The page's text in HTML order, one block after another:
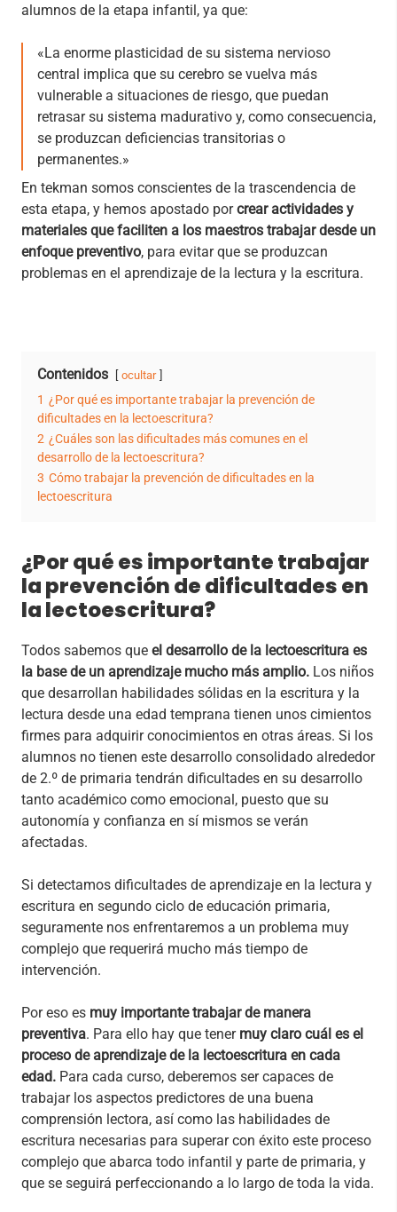
alumnos de la etapa infantil, ya que:
«La enorme plasticidad de su sistema nervioso
central implica que su cerebro se vuelva más
vulnerable a situaciones de riesgo, que puedan
retrasar su sistema madurativo y, como consecuencia,
se produzcan deficiencias transitorias o
permanentes.»
En tekman somos conscientes de la trascendencia de
esta etapa, y hemos apostado porcrear actividades y
materiales que faciliten a los maestros trabajar desde un
enfoque preventivo, para evitar que se produzcan
problemas en el aprendizaje de la lectura y la escritura.
Contenidos ocultar
1 ¿Por qué es importante trabajar la prevención de
dificultades en la lectoescritura?
2 ¿Cuáles son las dificultades más comunes en el
desarrollo de la lectoescritura?
3 Cómo trabajar la prevención de dificultades en la
lectoescritura
¿Por qué es importante trabajar
la prevención de dificultades en
la lectoescritura?
Todos sabemos que el desarrollo de la lectoescritura es
la base de un aprendizaje mucho más amplio. Los niños
que desarrollan habilidades sólidas en la escritura y la
lectura desde una edad temprana tienen unos cimientos
firmes para adquirir conocimientos en otras áreas. Si los
alumnos no tienen este desarrollo consolidado alrededor
de 2.º de primaria tendrán dificultades en su desarrollo
tanto académico como emocional, puesto que su
autonomía y confianza en sí mismos se verán
afectadas.
Si detectamos dificultades de aprendizaje en la lectura y
escritura en segundo ciclo de educación primaria,
seguramente nos enfrentaremos a un problema muy
complejo que requerirá mucho más tiempo de
intervención.
Por eso es muy importante trabajar de manera
preventiva. Para ello hay que tener muy claro cuál es el
proceso de aprendizaje de la lectoescritura en cada
edad. Para cada curso, deberemos ser capaces de
trabajar los aspectos predictores de una buena
comprensión lectora, así como las habilidades de
escritura necesarias para superar con éxito este proceso
complejo que abarca todo infantil y parte de primaria, y
que se seguirá perfeccionando a lo largo de toda la vida.